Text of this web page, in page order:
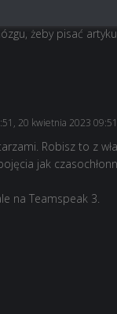
piechotą fajnie
żeby pisać
20 kwietnia 2023 09:51
Robisz to z
jak
na Teamspeak 3.